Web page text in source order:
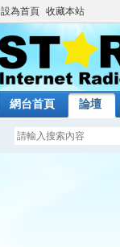
設為首頁 收藏本站
網台首頁 論壇